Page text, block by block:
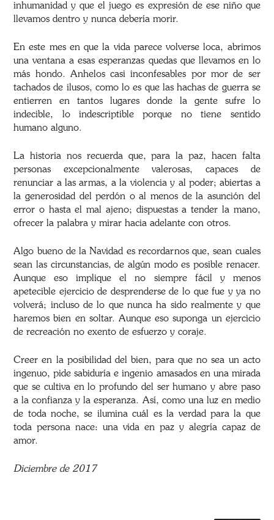
inhumanidad y que el juego es expresión de ese niño que
llevamos dentro y nunca debería morir.
En este mes en que la vida parece volverse loca, abrimos
una ventana a esas esperanzas quedas que llevamos en lo
más hondo. Anhelos casi inconfesables por mor de ser
tachados de ilusos, como lo es que las hachas de guerra se
entierren en tantos lugares donde la gente sufre lo
indecible, lo indescriptible porque no tiene sentido
humano alguno.
La historia nos recuerda que, para la paz, hacen falta
personas excepcionalmente valerosas, capaces de
renunciar a las armas, a la violencia y al poder; abiertas a
la generosidad del perdón o al menos de la asunción del
error o hasta el mal ajeno; dispuestas a tender la mano,
ofrecer la palabra y mirar hacia adelante con otros.
Algo bueno de la Navidad es recordarnos que, sean cuales
sean las circunstancias, de algún modo es posible renacer.
Aunque eso implique el no siempre fácil y menos
apetecible ejercicio de desprenderse de lo que fue y ya no
volverá; incluso de lo que nunca ha sido realmente y que
haremos bien en soltar. Aunque eso suponga un ejercicio
de recreación no exento de esfuerzo y coraje.
Creer en la posibilidad del bien, para que no sea un acto
ingenuo, pide sabiduría e ingenio amasados en una mirada
que se cultiva en lo profundo del ser humano y abre paso
a la confianza y la esperanza. Así, como una luz en medio
de toda noche, se ilumina cuál es la verdad para la que
toda persona nace: una vida en paz y alegría capaz de
amor.
Diciembre de 2017